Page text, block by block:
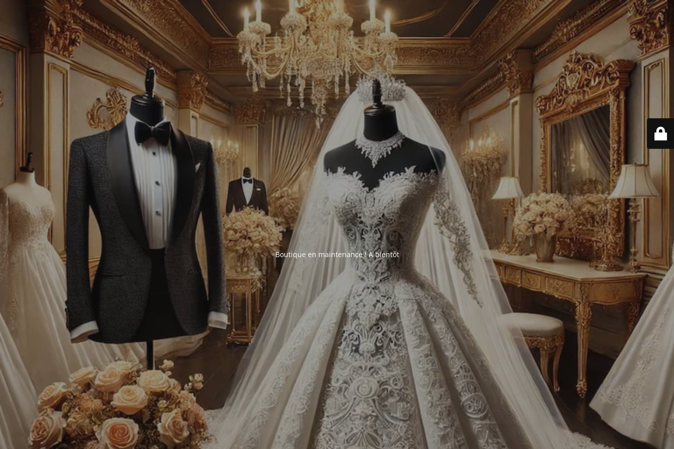
Boutique en maintenance ! A bientôt